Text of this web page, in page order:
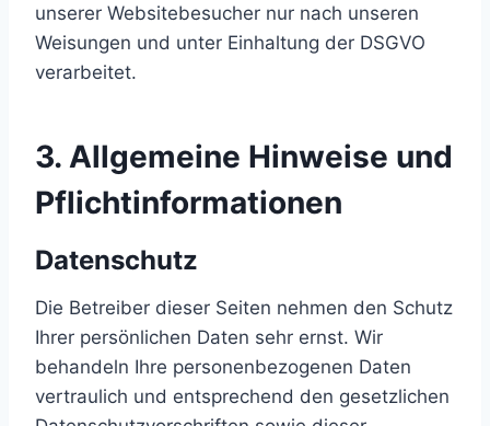
unserer Websitebesucher nur nach unseren
Weisungen und unter Einhaltung der DSGVO
verarbeitet.
3. Allgemeine Hinweise und
Pflicht­informationen
Datenschutz
Die Betreiber dieser Seiten nehmen den Schutz
Ihrer persönlichen Daten sehr ernst. Wir
behandeln Ihre personenbezogenen Daten
vertraulich und entsprechend den gesetzlichen